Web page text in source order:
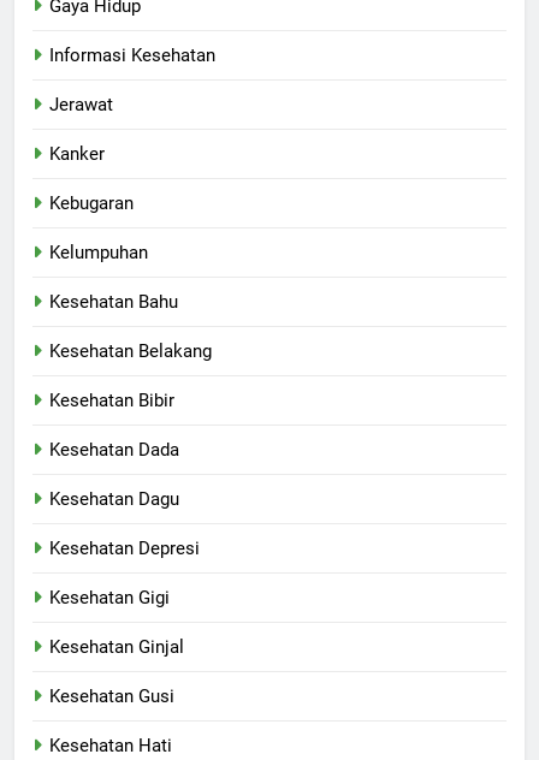
Gaya Hidup
Informasi Kesehatan
Jerawat
Kanker
Kebugaran
Kelumpuhan
Kesehatan Bahu
Kesehatan Belakang
Kesehatan Bibir
Kesehatan Dada
Kesehatan Dagu
Kesehatan Depresi
Kesehatan Gigi
Kesehatan Ginjal
Kesehatan Gusi
Kesehatan Hati